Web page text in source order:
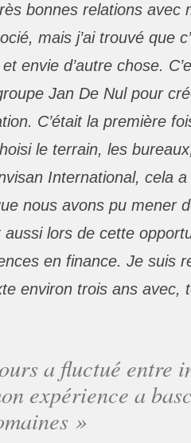
bonnes relations avec
mais j’ai trouvé que
envie d’autre chose.
Jan De Nul pour
C’était la première
le terrain, les
International, cela
nous avons pu mener
aussi lors de cette
en finance. Je suis
environ trois ans avec,
a fluctué entre
expérience a
»